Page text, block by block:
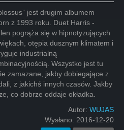
jest drugim albumem
z 1993 roku. Duet Harris -
pogrąża się w hipnotyzujących
otępia dusznym klimatem i
industrialną
Wszystko jest tu
zamazane, jakby dobiegające z
z jakichś innych czasów. Jakby
co dobrze oddaje okładka.
Autor: WUJAS
Wysłano: 2016-12-20